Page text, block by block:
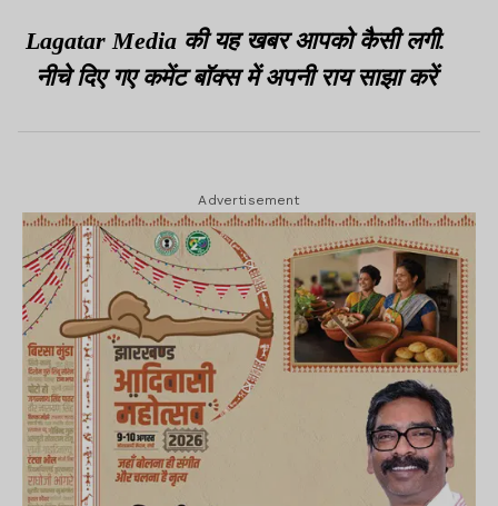
Lagatar Media की यह खबर आपको कैसी लगी.
नीचे दिए गए कमेंट बॉक्स में अपनी राय साझा करें
Advertisement